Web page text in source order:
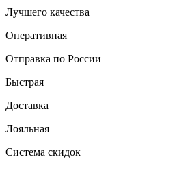
Лучшего качества
Оперативная
Отправка по России
Быстрая
Доставка
Лояльная
Система скидок